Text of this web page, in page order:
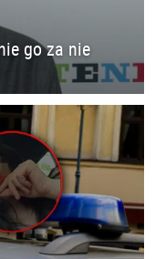
go za nie